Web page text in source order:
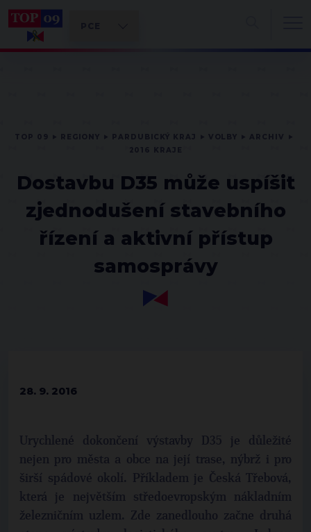
Dostavbu D35 může uspíšit
zjednodušení stavebního
řízení a aktivní přístup
samosprávy
28. 9. 2016
Urychlené dokončení výstavby D35 je důležité
nejen pro města a obce na její trase, nýbrž i pro
širší spádové okolí. Příkladem je Česká Třebová,
která je největším středoevropským nákladním
železničním uzlem. Zde zanedlouho začne druhá